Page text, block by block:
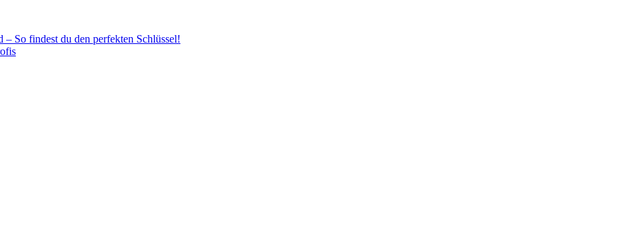
So findest du den perfekten Schlüssel!